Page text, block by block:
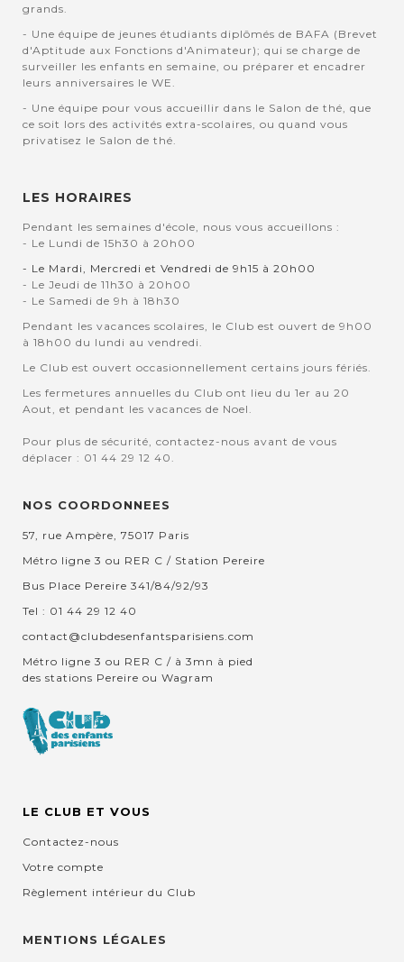
grands.
- Une équipe de jeunes étudiants diplômés de BAFA (Brevet
d'Aptitude aux Fonctions d'Animateur); qui se charge de
surveiller les enfants en semaine, ou préparer et encadrer
leurs anniversaires le WE.
- Une équipe pour vous accueillir dans le Salon de thé, que
ce soit lors des activités extra-scolaires, ou quand vous
privatisez le Salon de thé.
LES HORAIRES
Pendant les semaines d'école, nous vous accueillons :
- Le Lundi de 15h30 à 20h00
- Le Mardi, Mercredi et Vendredi de 9h15 à 20h00
- Le Jeudi de 11h30 à 20h00
- Le Samedi de 9h à 18h30
Pendant les vacances scolaires, le Club est ouvert de 9h00
à 18h00 du lundi au vendredi.
Le Club est ouvert occasionnellement certains jours fériés.
Les fermetures annuelles du Club ont lieu du 1er au 20
Aout, et pendant les vacances de Noel.
Pour plus de sécurité, contactez-nous avant de vous
déplacer : 01 44 29 12 40.
NOS COORDONNEES
57, rue Ampère, 75017 Paris
Métro ligne 3 ou RER C / Station Pereire
Bus Place Pereire 341/84/92/93
Tel : 01 44 29 12 40
contact@clubdesenfantsparisiens.com
Métro ligne 3 ou RER C / à 3mn à pied
des stations Pereire ou Wagram
LE CLUB ET VOUS
Contactez-nous
Votre compte
Règlement intérieur du Club
MENTIONS LÉGALES